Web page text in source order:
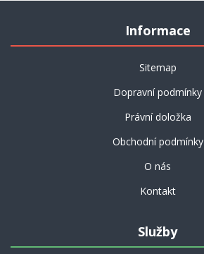
Informace
Sitemap
Dopravní podmínky
Právní doložka
Obchodní podmínky
O nás
Kontakt
Služby